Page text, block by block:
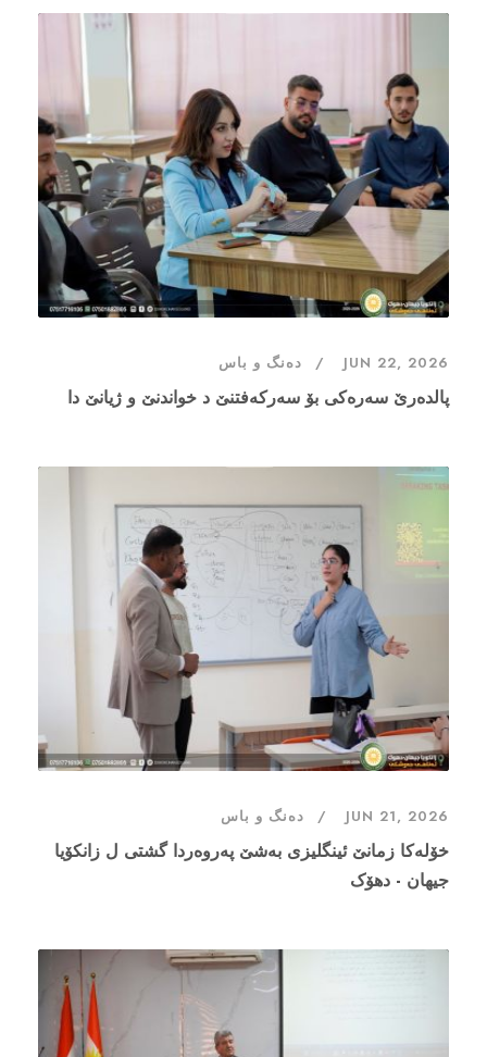
JUN 22, 2026 دەنگ و باس
پالدەرێ سەرەکى بۆ سەرکەفتنێ د خواندنێ و ژيانێ دا
JUN 21, 2026 دەنگ و باس
خۆلەکا زمانێ ئینگلیزی بەشێ پەروەردا گشتی ل زانکۆیا
جیهان - دهۆک